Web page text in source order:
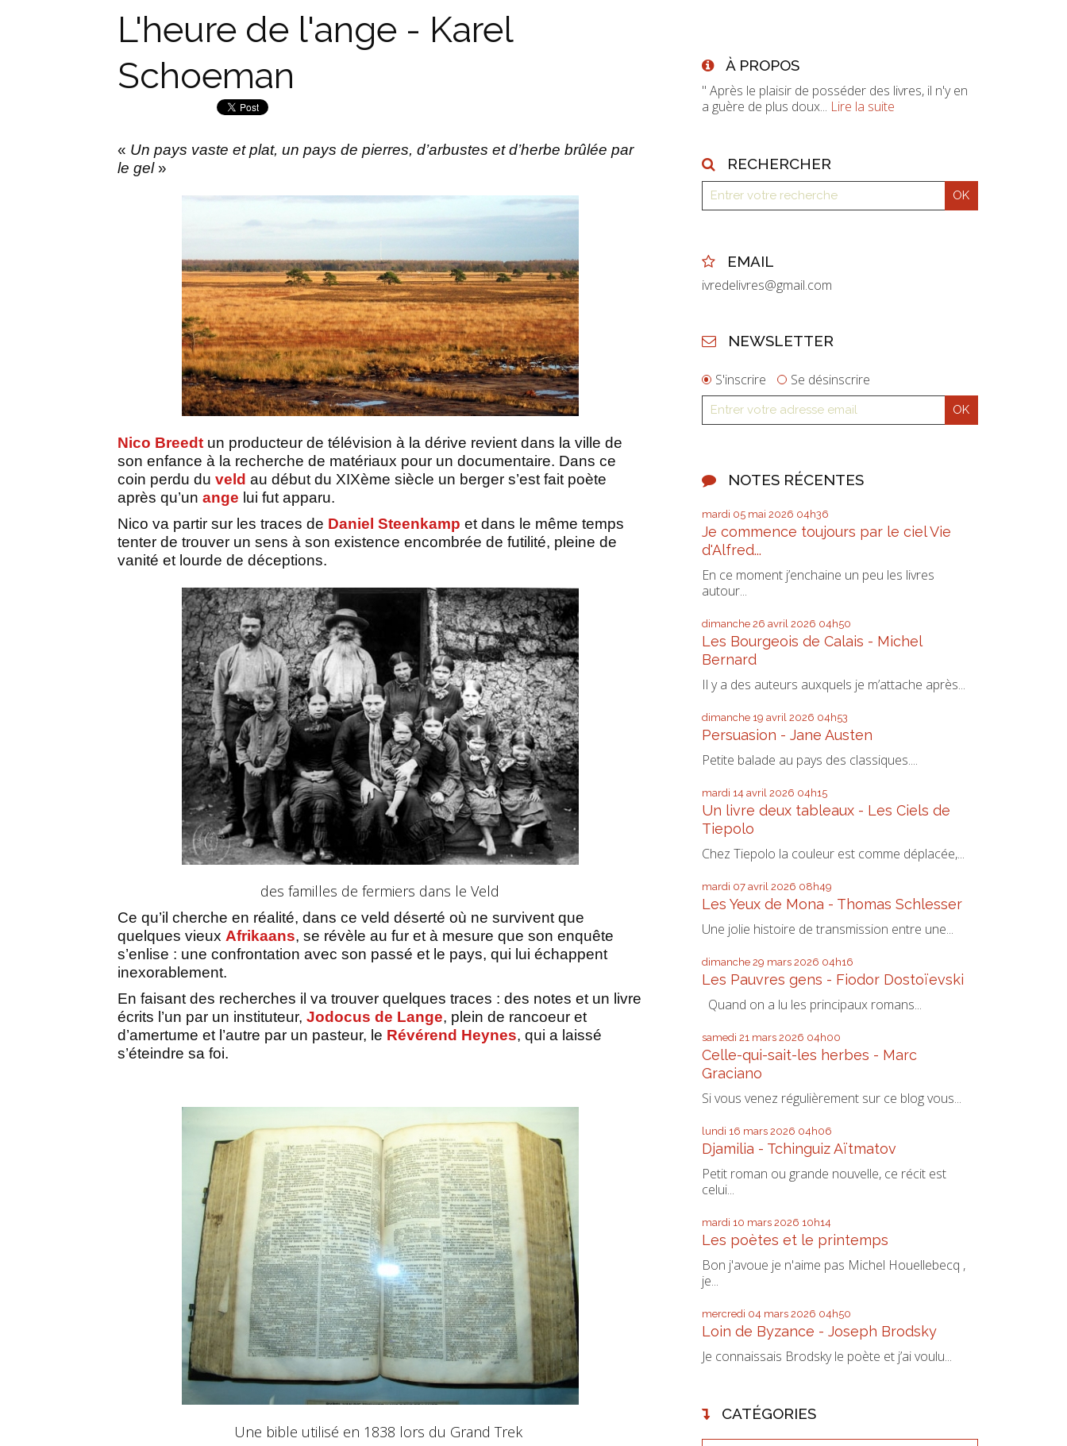
L'heure de l'ange - Karel
Schoeman
« Un pays vaste et plat, un pays de pierres, d’arbustes et d’herbe brûlée par
le gel»
Nico Breedt un producteur de télévision à la dérive revient dans la ville de
son enfance à la recherche de matériaux pour un documentaire. Dans ce
coin perdu du veld au début du XIXème siècle un berger s’est fait poète
après qu’un ange lui fut apparu.
Nico va partir sur les traces de Daniel Steenkamp et dans le même temps
tenter de trouver un sens à son existence encombrée de futilité, pleine de
vanité et lourde de déceptions.
des familles de fermiers dans le Veld
Ce qu’il cherche en réalité, dans ce veld déserté où ne survivent que
quelques vieux Afrikaans, se révèle au fur et à mesure que son enquête
s’enlise : une confrontation avec son passé et le pays, qui lui échappent
inexorablement.
En faisant des recherches il va trouver quelques traces : des notes et un livre
écrits l’un par un instituteur, Jodocus de Lange, plein de rancoeur et
d’amertume et l’autre par un pasteur, le Révérend Heynes, qui a laissé
s’éteindre sa foi.
Une bible utilisé en 1838 lors du Grand Trek
À PROPOS
" Après le plaisir de posséder des livres, il n'y en
a guère de plus doux... Lire la suite
RECHERCHER
EMAIL
ivredelivres@gmail.com
NEWSLETTER
S'inscrire Se désinscrire
NOTES RÉCENTES
mardi 05 mai 2026 04h36
Je commence toujours par le ciel Vie
d'Alfred...
En ce moment j’enchaine un peu les livres
autour...
dimanche 26 avril 2026 04h50
Les Bourgeois de Calais - Michel
Bernard
Il y a des auteurs auxquels je m’attache après...
dimanche 19 avril 2026 04h53
Persuasion - Jane Austen
Petite balade au pays des classiques....
mardi 14 avril 2026 04h15
Un livre deux tableaux - Les Ciels de
Tiepolo
Chez Tiepolo la couleur est comme déplacée,...
mardi 07 avril 2026 08h49
Les Yeux de Mona - Thomas Schlesser
Une jolie histoire de transmission entre une...
dimanche 29 mars 2026 04h16
Les Pauvres gens - Fiodor Dostoïevski
Quand on a lu les principaux romans...
samedi 21 mars 2026 04h00
Celle-qui-sait-les herbes - Marc
Graciano
Si vous venez régulièrement sur ce blog vous...
lundi 16 mars 2026 04h06
Djamilia - Tchinguiz Aïtmatov
Petit roman ou grande nouvelle, ce récit est
celui...
mardi 10 mars 2026 10h14
Les poètes et le printemps
Bon j'avoue je n'aime pas Michel Houellebecq ,
je...
mercredi 04 mars 2026 04h50
Loin de Byzance - Joseph Brodsky
Je connaissais Brodsky le poète et j’ai voulu...
CATÉGORIES